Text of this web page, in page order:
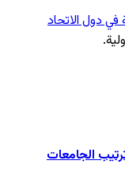
في دول الاتحاد
الجامعات